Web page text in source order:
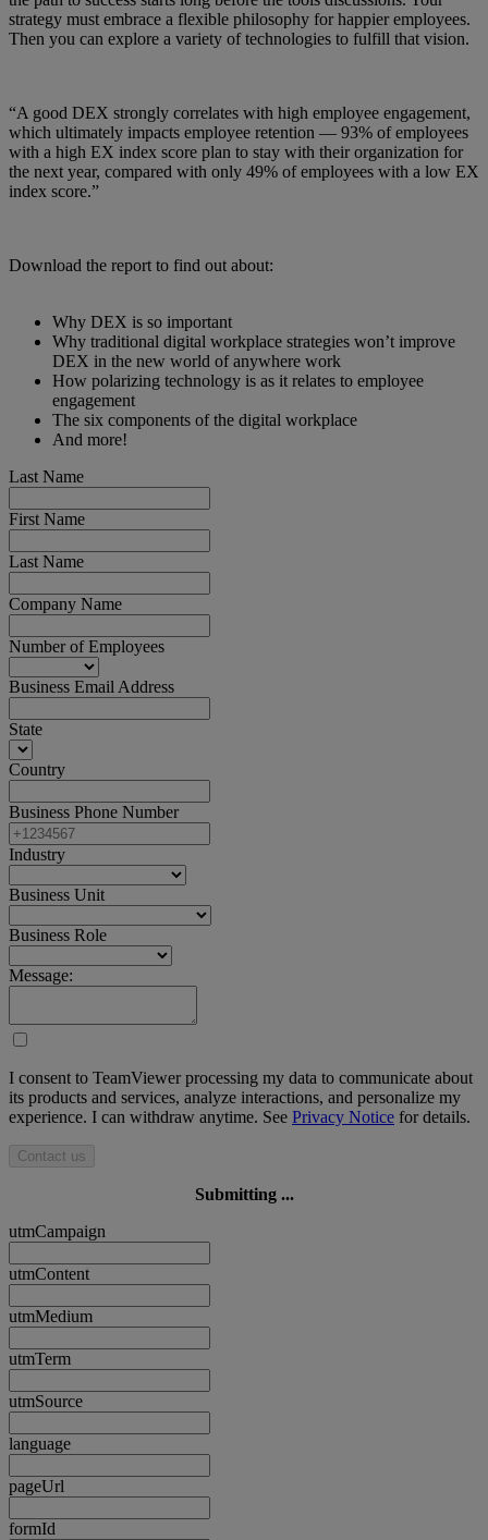
strategy must embrace a flexible philosophy for happier employees.
Then you can explore a variety of technologies to fulfill that vision.
“A good DEX strongly correlates with high employee engagement,
which ultimately impacts employee retention — 93% of employees
with a high EX index score plan to stay with their organization for
the next year, compared with only 49% of employees with a low EX
index score.”
Download the report to find out about:
Why DEX is so important
Why traditional digital workplace strategies won’t improve
DEX in the new world of anywhere work
How polarizing technology is as it relates to employee
engagement
The six components of the digital workplace
And more!
Last Name
First Name
Last Name
Company Name
Number of Employees
Business Email Address
State
Country
Business Phone Number
Industry
Business Unit
Business Role
Message:
I consent to TeamViewer processing my data to communicate about
its products and services, analyze interactions, and personalize my
experience. I can withdraw anytime. See Privacy Notice for details.
Contact us
Submitting ...
utmCampaign
utmContent
utmMedium
utmTerm
utmSource
language
pageUrl
formId